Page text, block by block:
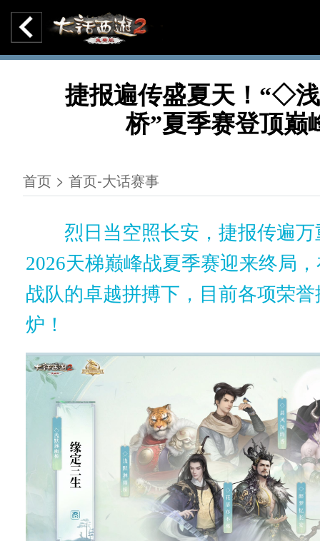
捷报遍传盛夏天！“◇
桥”夏季赛登顶巅
首页 > 首页-大话赛事
烈日当空照长安，捷报传遍
2026天梯巅峰战夏季赛迎来终局
战队的卓越拼搏下，目前各项荣
炉！